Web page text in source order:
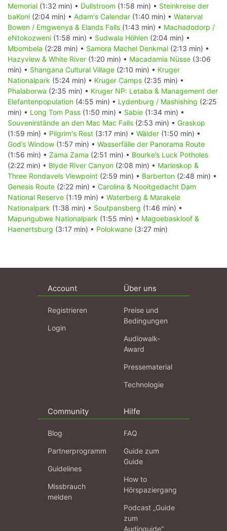
Memorial (1:32 min) • Dullstroom (1:58 min) • Steinkreise der
baKoni (2:04 min) • Adam's Calendar (1:40 min) • Waterval
Bowen / Emgwenya & Elands Falls (1:43 min) • Machadodorp /
eNtokozweni (1:58 min) • Sudwala Höhlen (2:04 min) •
Mbombela (2:28 min) • Samora Machel Denkmal (2:13 min) •
Hazyview & White River (1:20 min) • Macadamia Nüsse (3:06
min) • Shangana Cultural Village (2:10 min) • Kruger
Nationalpark (5:24 min) • Kruger Camps (2:35 min) •
Phalaborwa (2:35 min) • Kruger NP: Letaba & Management der
Elefantenpopulation (4:55 min) • Lydenburg / Mashishing (2:25
min) • Long Tom Pass (1:50 min) • Sabie (1:34 min) •
Souvenirstände an den Mac Mac Falls (2:53 min) • Graskop
(1:59 min) • Pilgrim's Rest (3:17 min) • Wälder (1:50 min) •
God’s Window (1:57 min) • Wasserfälle der Panorama Route
(1:56 min) • Zama Zama (2:51 min) • Bourke’s Luck Potholes
(2:22 min) • Blyde River Canyon (2:08 min) • Marieskop &
Three Rondavels Viewpoint (2:59 min) • Barberton (2:48 min) •
Genesis Route (2:22 min) • Carolina & Nooitgedacht Dam
National Reserve (1:19 min) • Waterberg & Marakele
Nationalpark (1:38 min) • Soutpansberg (1:46 min) •
Mapungubwe Nationalpark (1:55 min) • Magoebaskloof &
Haenertsburg (3:17 min) • Polokwane (3:27 min)
Account
Registrieren
Login
Über uns
Preise und
Bedingungen
Audiowalk-
Award
Pressematerial
Technologie
Community
Blog
Partnerprogramm
Guidelines
Missbrauch
melden
Hilfe
FAQ
Guide zum
Guide
How to
Hörspaziergang
Podcast „Guide
zum
Audioguide“